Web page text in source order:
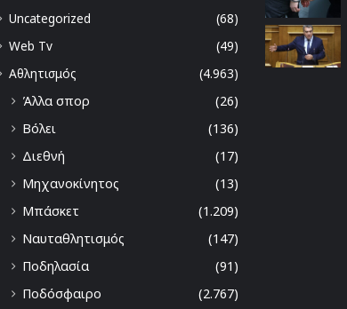
Uncategorized
(68)
Web Tv
(49)
Αθλητισμός
(4.963)
Άλλα σπορ
(26)
Βόλει
(136)
Διεθνή
(17)
Μηχανοκίνητος
(13)
Μπάσκετ
(1.209)
Ναυταθλητισμός
(147)
Ποδηλασία
(91)
Ποδόσφαιρο
(2.767)